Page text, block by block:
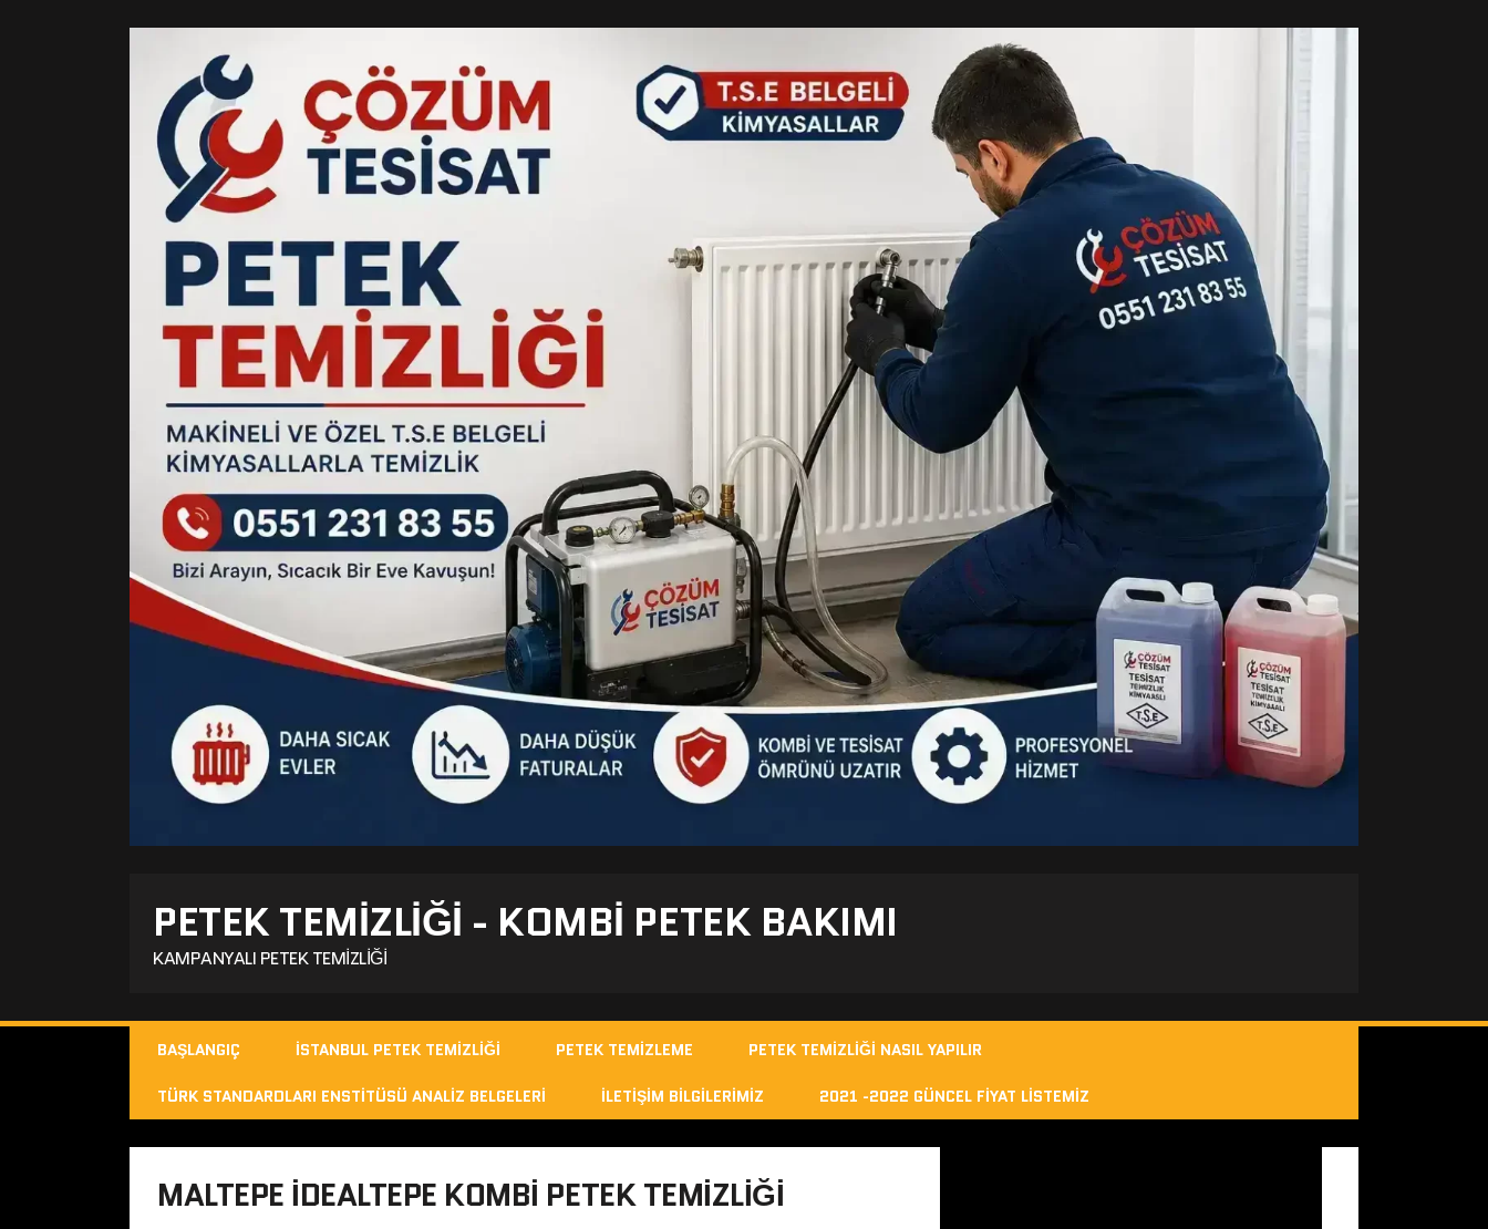
PETEK TEMIZLIĞI - KOMBI PETEK BAKIMI
KAMPANYALI PETEK TEMIZLIĞI
BAŞLANGIÇ İSTANBUL PETEK TEMIZLIĞI PETEK TEMIZLEME PETEK TEMIZLIĞI NASIL YAPILIR
TÜRK STANDARDLARI ENSTITÜSÜ ANALIZ BELGELERI İLETIŞIM BILGILERIMIZ 2021 -2022 GÜNCEL FIYAT LISTEMIZ
MALTEPE IDEALTEPE KOMBI PETEK TEMIZLIĞI